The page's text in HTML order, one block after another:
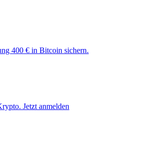
400 € in Bitcoin sichern.
Jetzt anmelden